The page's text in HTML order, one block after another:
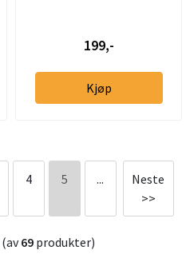
199,-
Kjøp
4 5 ...
Neste
>>
(av69 produkter)